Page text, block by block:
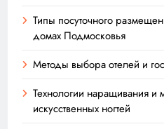
Типы посуточного
домах Подмосковья
Методы выбора отелей и
Технологии наращивания и
искусственных ногтей